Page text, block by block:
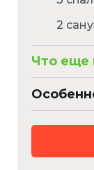
2
Что еще
Стены